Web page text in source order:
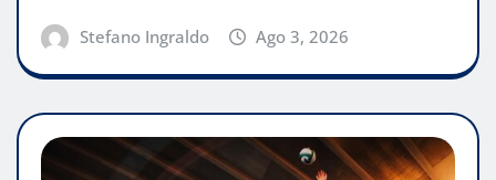
Stefano Ingraldo Ago 3, 2026